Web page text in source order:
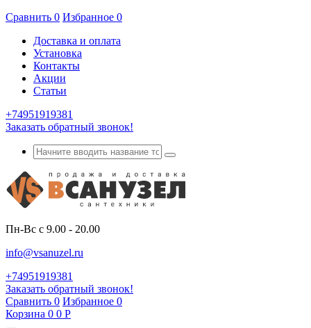
Сравнить 0 Избранное 0
Доставка и оплата
Установка
Контакты
Акции
Статьи
+74951919381
Заказать обратный звонок!
Пн-Вс с 9.00 - 20.00
info@vsanuzel.ru
+74951919381
Заказать обратный звонок!
Сравнить 0 Избранное 0
Корзина 0 0 Р